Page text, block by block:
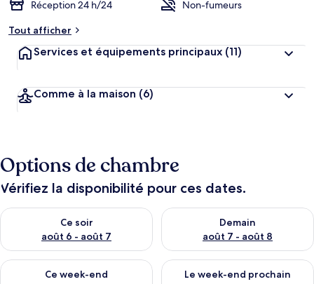
Réception 24 h/24
Non-fumeurs
Tout afficher
Services et équipements principaux (11)
Comme à la maison (6)
Options de chambre
Vérifiez la disponibilité pour ces dates.
Ce soir
août 6 - août 7
Vérifier la disponibilité pour ce soir août 6 - août 7
Demain
août 7 - août 8
Vérifier la disponibilité pour
Ce week-end
Vérifier la disponibilité pour ce week-end août 7 - août 9
Le week-end prochain
Vérifier la disponibilité pour